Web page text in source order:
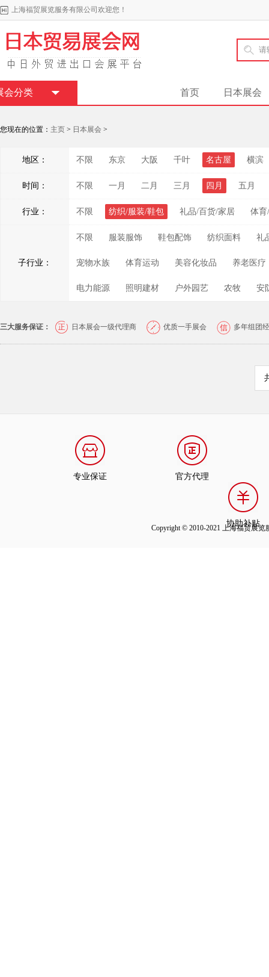
上海福贸展览服务有限公司欢迎您！
首页 日本展会
会分类
您现在的位置： 主页 > 日本展会 >
地区： 不限 东京 大阪 千叶 名古屋 横滨
时间： 不限 一月 二月 三月 四月 五月
行业： 不限 纺织/服装/鞋包 礼品/百货/家居 体育
子行业：
不限 服装服饰 鞋包配饰 纺织面料 礼
宠物水族 体育运动 美容化妆品 养老医疗
电力能源 照明建材 户外园艺 农牧 安
三大服务保证： 日本展会一级代理商 优质一手展会 多年组团
专业保证 官方代理
协助补贴
Copyright © 2010-2021 上海福贸展